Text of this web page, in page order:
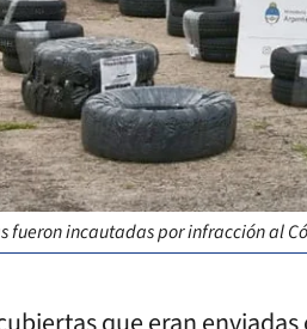
fueron incautadas por infracción al